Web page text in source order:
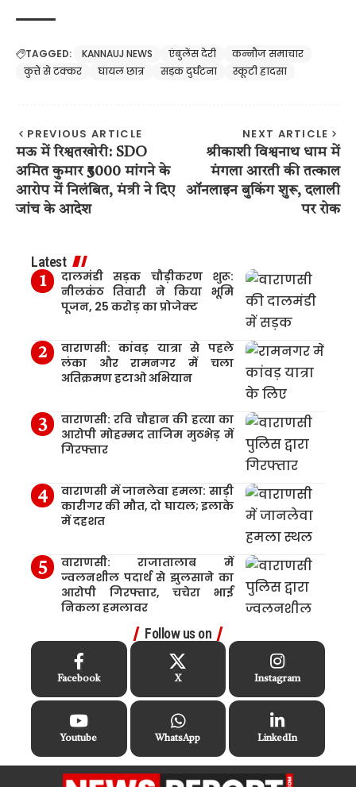
TAGGED: KANNAUJ NEWS एंबुलेंस देरी
कन्नौज समाचार
कुत्ते से टक्कर
घायल छात्र सड़क दुर्घटना स्कूटी हादसा
PREVIOUS ARTICLE
मऊ में रिश्वतखोरी: SDO
अमित कुमार ₹5000 मांगने के
आरोप में निलंबित, मंत्री ने दिए
जांच के आदेश
NEXT ARTICLE
श्रीकाशी विश्वनाथ धाम में
मंगला आरती की तत्काल
ऑनलाइन बुकिंग शुरू, दलाली
पर रोक
Latest
दालमंडी सड़क चौड़ीकरण शुरू:
नीलकंठ तिवारी ने किया भूमि
पूजन, 25 करोड़ का प्रोजेक्ट
वाराणसी: कांवड़ यात्रा से पहले
लंका और रामनगर में चला
अतिक्रमण हटाओ अभियान
वाराणसी: रवि चौहान की हत्या का
आरोपी मोहम्मद ताजिम मुठभेड़ में
गिरफ्तार
वाराणसी में जानलेवा हमला: साड़ी
कारीगर की मौत, दो घायल; इलाके
में दहशत
वाराणसी: राजातालाब में
ज्वलनशील पदार्थ से झुलसाने का
आरोपी गिरफ्तार, चचेरा भाई
निकला हमलावर
Follow us on
Facebook X Instagram
Youtube WhatsApp LinkedIn